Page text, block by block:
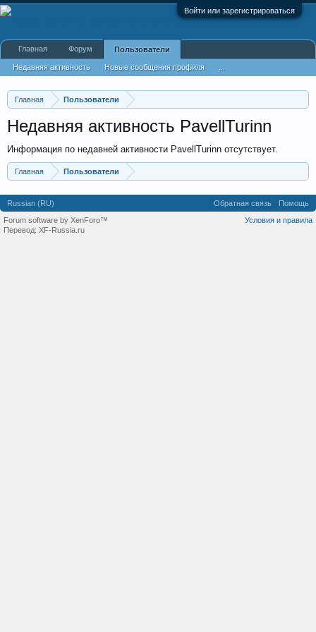
Войти или зарегистрироваться
Главная Пользователи
Недавняя активность PavellTurinn
Информация по недавней активности PavellTurinn отсутствует.
Главная Пользователи
Главная Форум Пользователи
Недавняя активность Новые сообщения профиля
Russian (RU) Обратная связь
Помощь
Условия и правила
Forum software by XenForo™
Перевод: XF-Russia.ru